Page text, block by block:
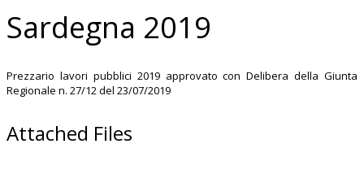
Sardegna 2019
Prezzario lavori pubblici 2019 approvato con Delibera della Giunta
Regionale n. 27/12 del 23/07/2019
Attached Files